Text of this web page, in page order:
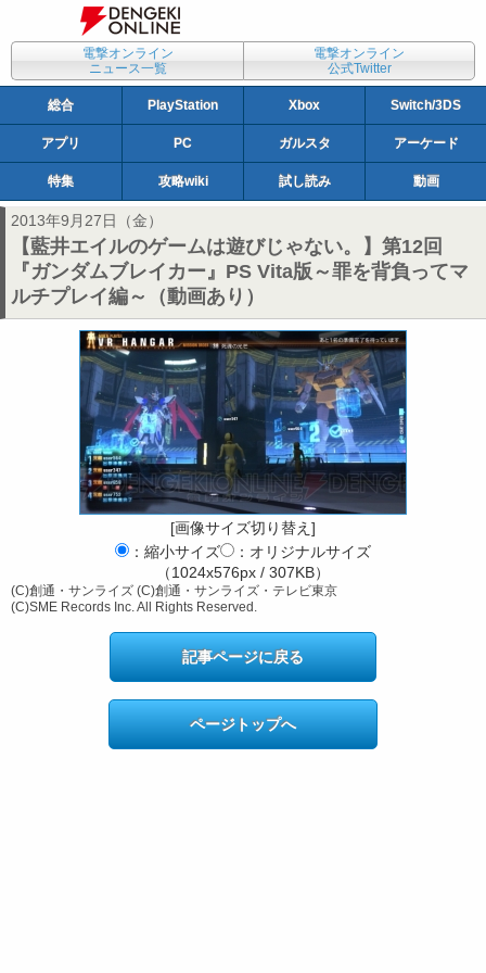
電撃オンライン
ニュース一覧
電撃オンライン
公式Twitter
総合 PlayStation Xbox Switch/3DS
アプリ PC ガルスタ アーケード
特集 攻略wiki 試し読み 動画
2013年9月27日（金）
【藍井エイルのゲームは遊びじゃない。】第12回
『ガンダムブレイカー』PS Vita版～罪を背負ってマ
ルチプレイ編～（動画あり）
[画像サイズ切り替え]
：縮小サイズ
：オリジナルサイズ
（1024x576px / 307KB）
(C)創通・サンライズ (C)創通・サンライズ・テレビ東京
(C)SME Records Inc. All Rights Reserved.
記事ページに戻る
ページトップへ